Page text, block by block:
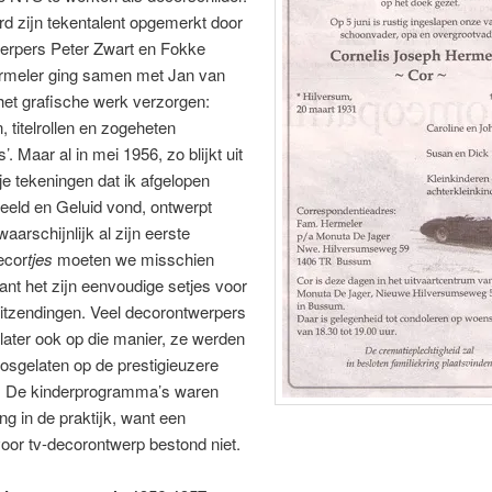
zijn tekentalent opgemerkt door
Peter Zwart en Fokke
ging samen met Jan van
grafische werk verzorgen:
titelrollen en zogeheten
Maar al in mei 1956, zo blijkt uit
tekeningen dat ik afgelopen
en Geluid vond, ontwerpt
al zijn eerste
tjes moeten we misschien
het zijn eenvoudige setjes voor
Veel decorontwerpers
ook op die manier, ze werden
op de prestigieuzere
kinderprogramma’s waren
in de praktijk, want een
tv-decorontwerp bestond niet.